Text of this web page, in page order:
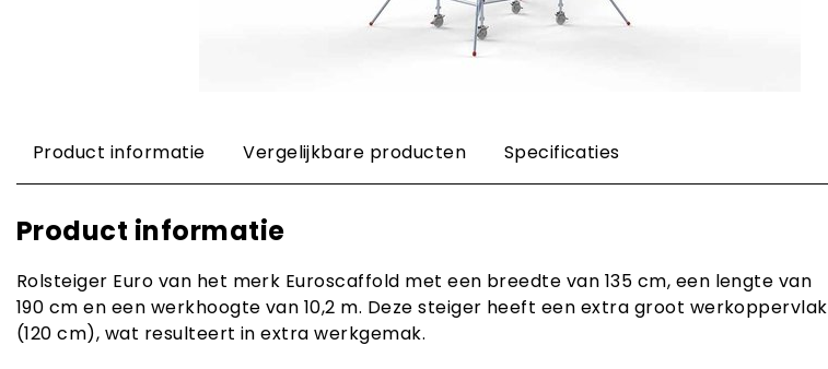
Product informatie Vergelijkbare producten Specificaties
Product informatie
Rolsteiger Euro van het merk Euroscaffold met een breedte van 135 cm, een lengte van
190 cm en een werkhoogte van 10,2 m. Deze steiger heeft een extra groot werkoppervlak
(120 cm), wat resulteert in extra werkgemak.